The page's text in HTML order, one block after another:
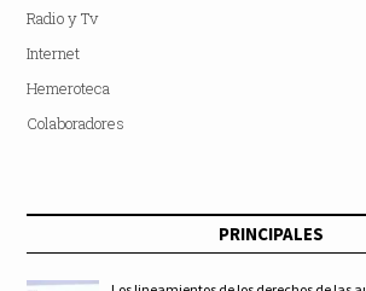
Radio y Tv
Internet
Hemeroteca
Colaboradores
PRINCIPALES